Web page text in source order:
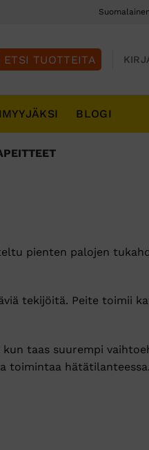
BLOGI
pienten palojen
tekijöitä. Peite toimii
taas suurempi
toimintaa hätätilanteessa.